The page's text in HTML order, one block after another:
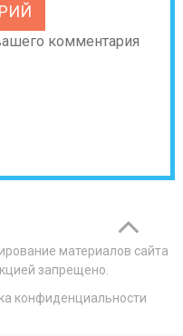
комментария
материалов сайта
запрещено.
конфиденциальности